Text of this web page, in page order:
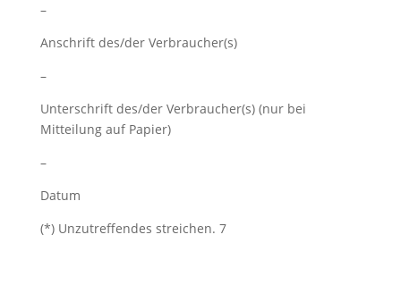
–
Anschrift des/der Verbraucher(s)
–
Unterschrift des/der Verbraucher(s) (nur bei
Mitteilung auf Papier)
–
Datum
(*) Unzutreffendes streichen. 7